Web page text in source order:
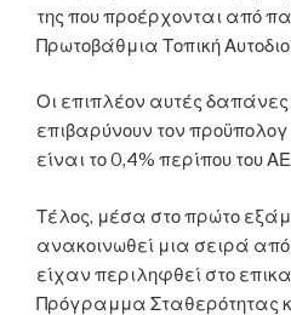
της που προέρχονται από
Πρωτοβάθμια Τοπική
Οι επιπλέον αυτές
επιβαρύνουν τον
είναι το 0,4% περίπου του
Τέλος, μέσα στο πρώτο
ανακοινωθεί μια σειρά
είχαν περιληφθεί στο
Πρόγραμμα Σταθερότητας